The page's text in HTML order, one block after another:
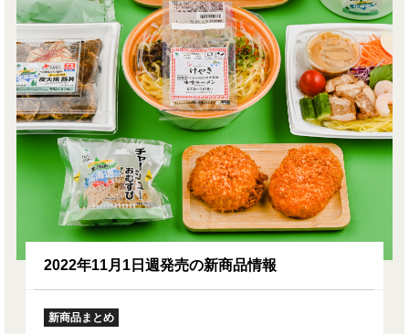
2022年11月1日週発売の新商品情報
新商品まとめ